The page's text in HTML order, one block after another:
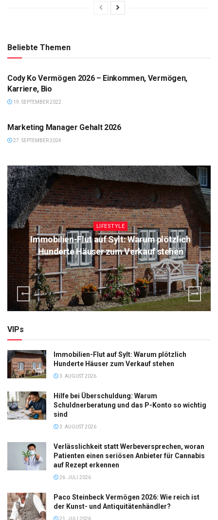
Beliebte Themen
VERMÖGEN
Cody Ko Vermögen 2026 – Einkommen, Vermögen,
Karriere, Bio
19. SEPTEMBER 2022
Marketing Manager Gehalt 2026
27. SEPTEMBER 2024
LIFESTYLE
Immobilien-Flut auf Sylt: Warum plötzlich
Hunderte Häuser zum Verkauf stehen
VIPs
Immobilien-Flut auf Sylt: Warum plötzlich
Hunderte Häuser zum Verkauf stehen
3. AUGUST 2026
Hilfe bei Überschuldung: Warum
Schuldnerberatung und das P-Konto so wichtig
sind
3. AUGUST 2026
Verlässlichkeit statt Werbeversprechen, woran
Patienten einen seriösen Anbieter für Cannabis
auf Rezept erkennen
26. JULI 2026
Paco Steinbeck Vermögen 2026: Wie reich ist
der Kunst- und Antiquitätenhändler?